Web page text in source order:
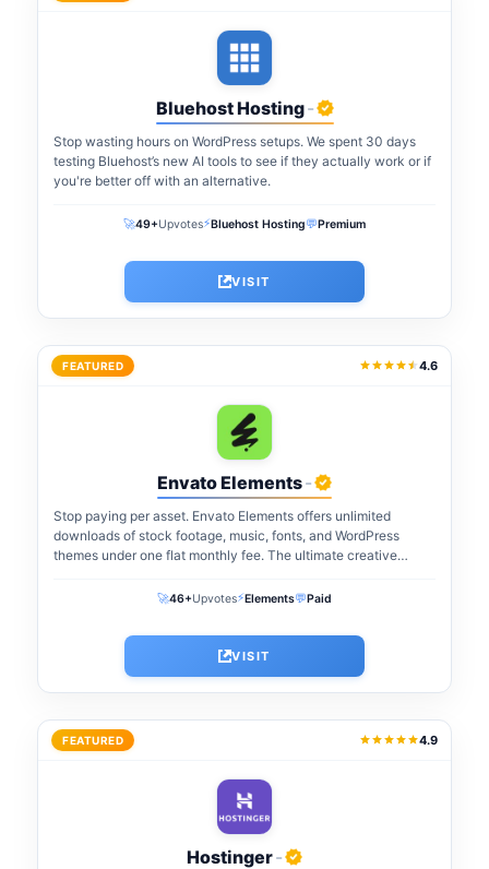
Bluehost Hosting-
Stop wasting hours on WordPress setups. We spent 30 days
testing Bluehost’s new AI tools to see if they actually work or if
you're better off with an alternative.
🚀49+Upvotes⚡Bluehost Hosting💬Premium
VISIT
FEATURED 4.6
Envato Elements-
Stop paying per asset. Envato Elements offers unlimited
downloads of stock footage, music, fonts, and WordPress
themes under one flat monthly fee. The ultimate creative
🚀46+Upvotes⚡Elements💬Paid
VISIT
FEATURED 4.9
Hostinger-